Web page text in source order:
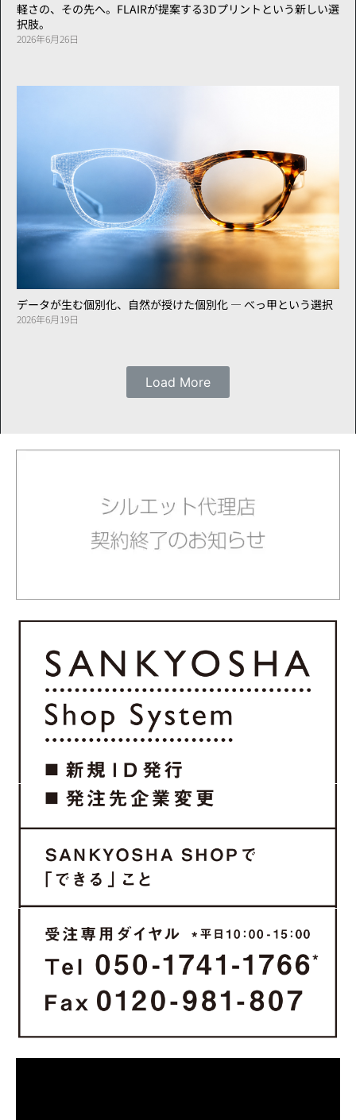
軽さの、その先へ。FLAIRが提案する3Dプリントという新しい選
択肢。
2026年6月26日
データが生む個別化、自然が授けた個別化 ― べっ甲という選択
2026年6月19日
Load More